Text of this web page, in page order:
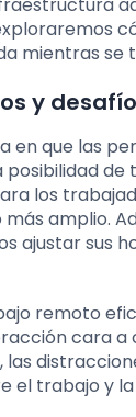
mientras se
y
que las
los
amplio.
sus
remoto
cara
trabajo y